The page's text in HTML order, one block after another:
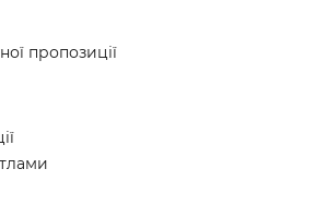
пропозиції